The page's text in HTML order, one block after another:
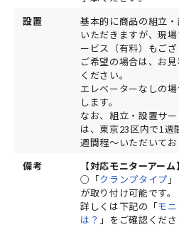
設置
基本的に商品の組立
いただきますが、現
ービス（有料）もござ
ご希望の場合は、お
ください。
エレベーターなしの
します。
なお、組立・設置サ
は、東京23区内で1週
週間程～いただいてお
備考
【対応モニターアーム】
○「クランプタイプ
が取り付け可能です。
詳しくは下記の「モ
は？ 」をご確認くださ